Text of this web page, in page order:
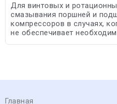
Для винтовых и
смазывания поршней и
компрессоров в случаях,
не обеспечивает
Главная